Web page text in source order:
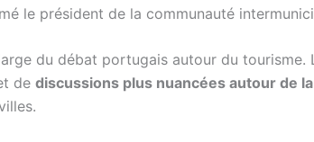
le président de la communauté
du débat portugais autour du
de discussions plus nuancées autour de